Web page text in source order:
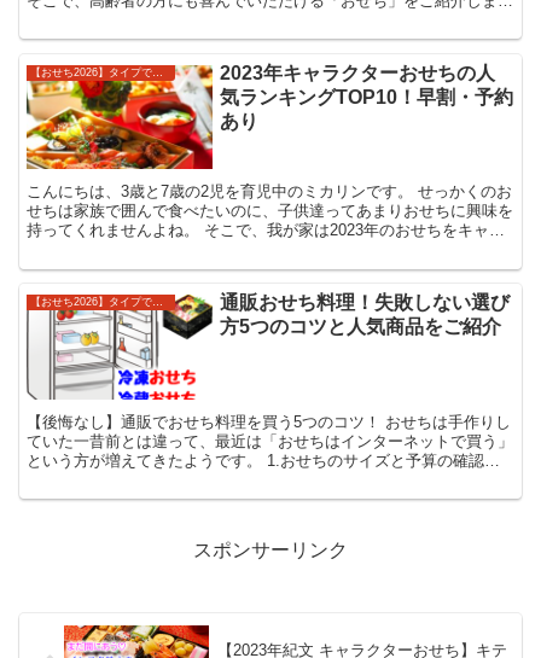
【おせち2026】タイプで選ぶ
2023年キャラクターおせちの人
気ランキングTOP10！早割・予約
あり
こんにちは、3歳と7歳の2児を育児中のミカリンです。 せっかくのお
せちは家族で囲んで食べたいのに、子供達ってあまりおせちに興味を
持ってくれませんよね。 そこで、我が家は2023年のおせちをキャラ
【おせち2026】タイプで選ぶ
通販おせち料理！失敗しない選び
方5つのコツと人気商品をご紹介
【後悔なし】通販でおせち料理を買う5つのコツ！ おせちは手作りし
ていた一昔前とは違って、最近は「おせちはインターネットで買う」
という方が増えてきたようです。 1.おせちのサイズと予算の確認を
スポンサーリンク
【2023年紀文 キャラクターおせち】キテ